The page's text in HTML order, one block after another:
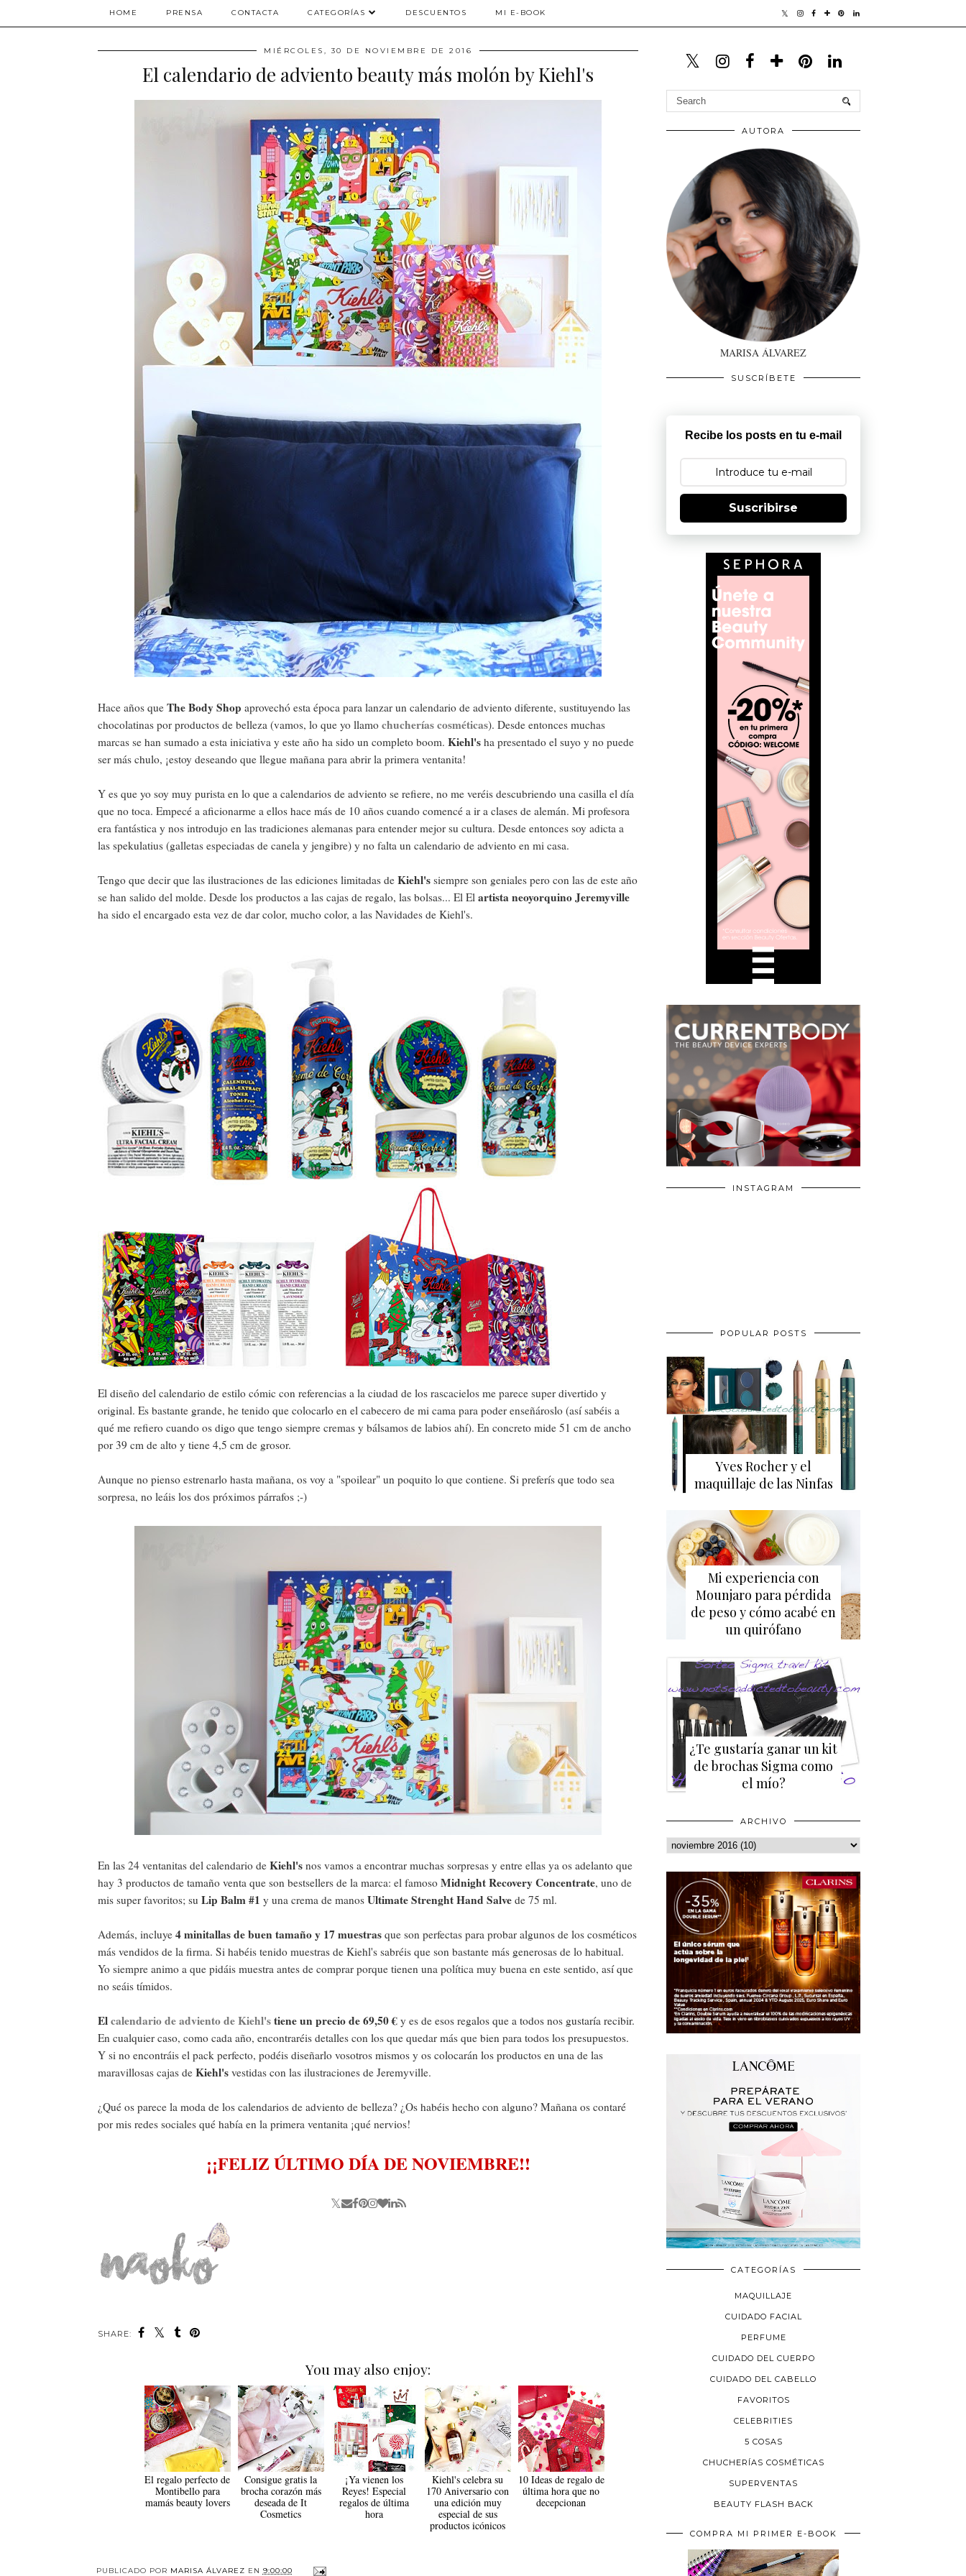
HOME PRENSA CONTACTA CATEGORÍAS DESCUENTOS MI E-BOOK
MIÉRCOLES, 30 DE NOVIEMBRE DE 2016
El calendario de adviento beauty más molón by Kiehl's
Hace años que The Body Shop aprovechó esta época para lanzar un calendario de adviento diferente, sustituyendo las
chocolatinas por productos de belleza (vamos, lo que yo llamo chucherías cosméticas). Desde entonces muchas
marcas se han sumado a esta iniciativa y este año ha sido un completo boom. Kiehl's ha presentado el suyo y no puede
ser más chulo, ¡estoy deseando que llegue mañana para abrir la primera ventanita!
Y es que yo soy muy purista en lo que a calendarios de adviento se refiere, no me veréis descubriendo una casilla el día
que no toca. Empecé a aficionarme a ellos hace más de 10 años cuando comencé a ir a clases de alemán. Mi profesora
era fantástica y nos introdujo en las tradiciones alemanas para entender mejor su cultura. Desde entonces soy adicta a
las spekulatius (galletas especiadas de canela y jengibre) y no falta un calendario de adviento en mi casa.
Tengo que decir que las ilustraciones de las ediciones limitadas de Kiehl'ssiempre son geniales pero con las de este año
se han salido del molde. Desde los productos a las cajas de regalo, las bolsas... El El artista neoyorquino Jeremyville
ha sido el encargado esta vez de dar color, mucho color, a las Navidades de Kiehl's.
El diseño del calendario de estilo cómic con referencias a la ciudad de los rascacielos me parece super divertido y
original. Es bastante grande, he tenido que colocarlo en el cabecero de mi cama para poder enseñároslo (así sabéis a
qué me refiero cuando os digo que tengo siempre cremas y bálsamos de labios ahí). En concreto mide 51 cm de ancho
por 39 cm de alto y tiene 4,5 cm de grosor.
Aunque no pienso estrenarlo hasta mañana, os voy a "spoilear" un poquito lo que contiene. Si preferís que todo sea
sorpresa, no leáis los dos próximos párrafos ;-)
En las 24 ventanitas del calendario de Kiehl'snos vamos a encontrar muchas sorpresas y entre ellas ya os adelanto que
hay 3 productos de tamaño venta que son bestsellers de la marca: el famoso Midnight Recovery Concentrate, uno de
mis super favoritos; su Lip Balm #1 y una crema de manosUltimate Strenght Hand Salvede 75 ml.
Además, incluye 4 minitallas de buen tamaño y 17 muestras que son perfectas para probar algunos de los cosméticos
más vendidos de la firma. Si habéis tenido muestras de Kiehl's sabréis que son bastante más generosas de lo habitual.
Yo siempre animo a que pidáis muestra antes de comprar porque tienen una política muy buena en este sentido, así que
no seáis tímidos.
Elcalendario de adviento de Kiehl'stiene un precio de 69,50 € y es de esos regalos que a todos nos gustaría recibir.
En cualquier caso, como cada año, encontraréis detalles con los que quedar más que bien para todos los presupuestos.
Y si no encontráis el pack perfecto, podéis diseñarlo vosotros mismos y os colocarán los productos en una de las
maravillosas cajas de Kiehl'svestidas con las ilustraciones de Jeremyville.
¿Qué os parece la moda de los calendarios de adviento de belleza? ¿Os habéis hecho con alguno? Mañana os contaré
por mis redes sociales qué había en la primera ventanita ¡qué nervios!
¡¡FELIZ ÚLTIMO DÍA DE NOVIEMBRE!!
SHARE:
You may also enjoy:
El regalo perfecto de
Montibello para
mamás beauty lovers
Consigue gratis la
brocha corazón más
deseada de It
Cosmetics
¡Ya vienen los
Reyes! Especial
regalos de última
hora
Kiehl's celebra su
170 Aniversario con
una edición muy
especial de sus
productos icónicos
10 Ideas de regalo de
última hora que no
decepcionan
PUBLICADO POR MARISA ÁLVAREZ EN 9:00:00
AUTORA
MARISA ÁLVAREZ
SUSCRÍBETE
Recibe los posts en tu e-mail
Suscribirse
INSTAGRAM
POPULAR POSTS
Yves Rocher y el
maquillaje de las Ninfas
Mi experiencia con
Mounjaro para pérdida
de peso y cómo acabé en
un quirófano
¿Te gustaría ganar un kit
de brochas Sigma como
el mío?
ARCHIVO
CATEGORÍAS
MAQUILLAJE
CUIDADO FACIAL
PERFUME
CUIDADO DEL CUERPO
CUIDADO DEL CABELLO
FAVORITOS
CELEBRITIES
5 COSAS
CHUCHERÍAS COSMÉTICAS
SUPERVENTAS
BEAUTY FLASH BACK
COMPRA MI PRIMER E-BOOK